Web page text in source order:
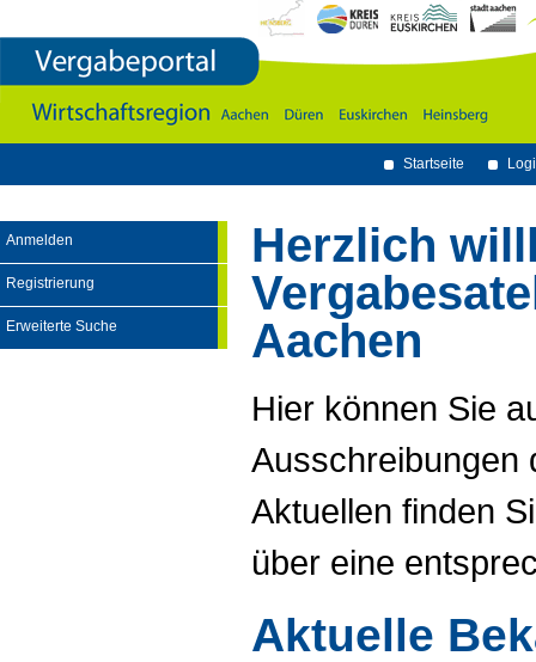
Aachen
Dï¿½ren
Heinsberg
Startseite
Anmelden
Registrierung
Erweiterte Suche
Herzlich
Aachen
Hier können Sie
Ausschreibungen
Aktuellen finden
über eine
Aktuelle